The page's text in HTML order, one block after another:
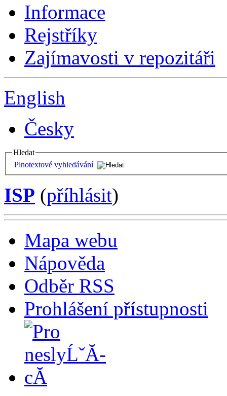
Informace
Rejstříky
Zajímavosti v repozitáři
English
Česky
Hledat
Plnotextové vyhledávání
ISP (příhlásit)
Mapa webu
Nápověda
Odběr RSS
Prohlášení přístupnosti